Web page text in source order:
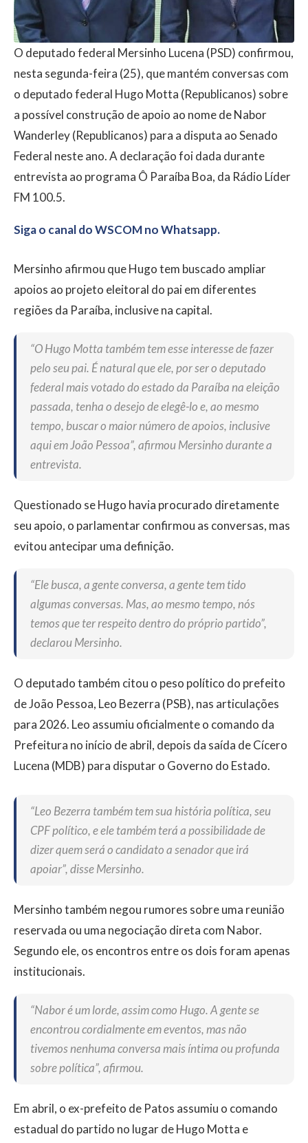
O deputado federal Mersinho Lucena (PSD) confirmou,
nesta segunda-feira (25), que mantém conversas com
o deputado federal Hugo Motta (Republicanos) sobre
a possível construção de apoio ao nome de Nabor
Wanderley (Republicanos) para a disputa ao Senado
Federal neste ano. A declaração foi dada durante
entrevista ao programa Ô Paraíba Boa, da Rádio Líder
FM 100.5.
Siga o canal do WSCOM no Whatsapp.
Mersinho afirmou que Hugo tem buscado ampliar
apoios ao projeto eleitoral do pai em diferentes
regiões da Paraíba, inclusive na capital.
“O Hugo Motta também tem esse interesse de fazer
pelo seu pai. É natural que ele, por ser o deputado
federal mais votado do estado da Paraíba na eleição
passada, tenha o desejo de elegê-lo e, ao mesmo
tempo, buscar o maior número de apoios, inclusive
aqui em João Pessoa”, afirmou Mersinho durante a
entrevista.
Questionado se Hugo havia procurado diretamente
seu apoio, o parlamentar confirmou as conversas, mas
evitou antecipar uma definição.
“Ele busca, a gente conversa, a gente tem tido
algumas conversas. Mas, ao mesmo tempo, nós
temos que ter respeito dentro do próprio partido”,
declarou Mersinho.
O deputado também citou o peso político do prefeito
de João Pessoa, Leo Bezerra (PSB), nas articulações
para 2026. Leo assumiu oficialmente o comando da
Prefeitura no início de abril, depois da saída de Cícero
Lucena (MDB) para disputar o Governo do Estado.
“Leo Bezerra também tem sua história política, seu
CPF político, e ele também terá a possibilidade de
dizer quem será o candidato a senador que irá
apoiar”, disse Mersinho.
Mersinho também negou rumores sobre uma reunião
reservada ou uma negociação direta com Nabor.
Segundo ele, os encontros entre os dois foram apenas
institucionais.
“Nabor é um lorde, assim como Hugo. A gente se
encontrou cordialmente em eventos, mas não
tivemos nenhuma conversa mais íntima ou profunda
sobre política”, afirmou.
Em abril, o ex-prefeito de Patos assumiu o comando
estadual do partido no lugar de Hugo Motta e